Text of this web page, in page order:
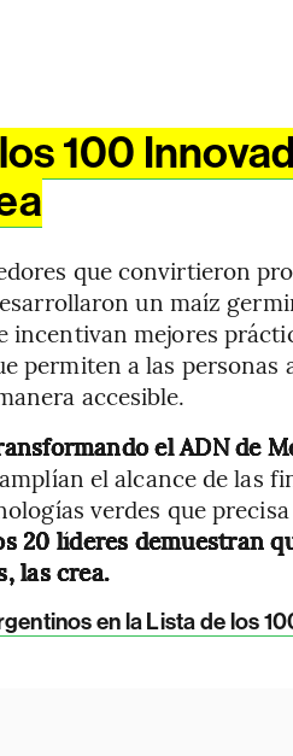
100
que convirtieron
un maíz
incentivan mejores
permiten a las personas
accesible.
el ADN de
amplían el alcance de las
verdes que
20 líderes demuestran
las crea.
en la Lista de los